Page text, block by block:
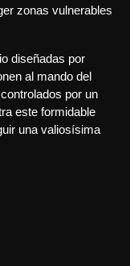
zonas vulnerables
diseñadas por
al mando del
por un
este formidable
una valiosísima